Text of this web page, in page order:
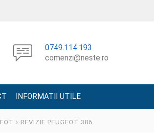
0749.114.193
comenzi@neste.ro
INFORMATII UTILE
REVIZIE PEUGEOT 306